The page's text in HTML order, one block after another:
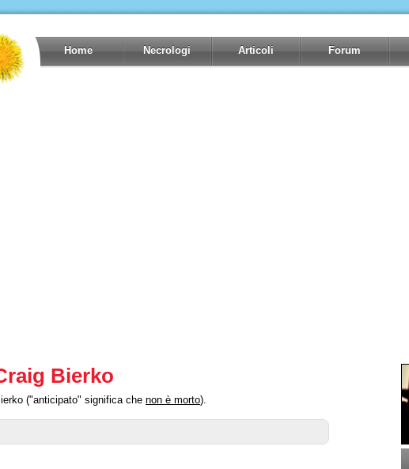
Home Necrologi Articoli Forum
Bierko
("anticipato" significa che non è morto).